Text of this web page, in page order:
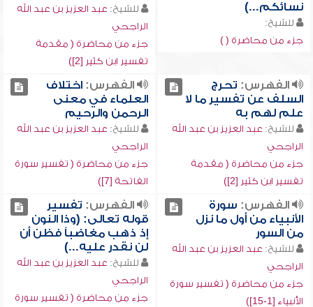
نسائكم...)
للشيخ:
جزء من محاضرة ( )
للشيخ: عبد العزيز بن عبد الله
الراجحي
جزء من محاضرة ( مقدمة
تفسير ابن كثير [2])
الفهرس: تحرج
السلف عن تفسير ما لا
علم لهم به
للشيخ: عبد العزيز بن عبد الله
الراجحي
جزء من محاضرة ( مقدمة
تفسير ابن كثير [2])
الفهرس:اختلاف
العلماء في معنى
الرحمن والرحيم
للشيخ: عبد العزيز بن عبد الله
الراجحي
جزء من محاضرة ( تفسير سورة
الفاتحة [7])
الفهرس: سورة
الأنبياء من أول ما نزل
من السور
للشيخ: عبد العزيز بن عبد الله
الراجحي
جزء من محاضرة ( تفسير سورة
الأنبياء [1-15])
الفهرس: تفسير
قوله تعالى: (وذا النون
إذ ذهب مغاضباً فظن أن
لن نقدر عليه...)
للشيخ: عبد العزيز بن عبد الله
الراجحي
جزء من محاضرة ( تفسير سورة